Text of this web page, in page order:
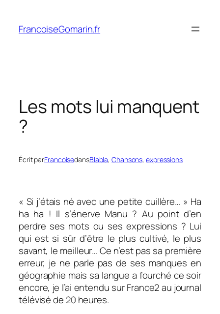
contenu
FrancoiseGomarin.fr
Les mots lui manquent
?
Écrit parFrancoisedansBlabla, Chansons, expressions
« Si j’étais né avec une petite cuillère… » Ha
ha ha ! Il s’énerve Manu ? Au point d’en
perdre ses mots ou ses expressions ? Lui
qui est si sûr d’être le plus cultivé, le plus
savant, le meilleur… Ce n’est pas sa première
erreur, je ne parle pas de ses manques en
géographie mais sa langue a fourché ce soir
encore, je l’ai entendu sur France2 au journal
télévisé de 20 heures.